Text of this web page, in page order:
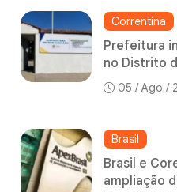
Correntina
Prefeitura
no Distrito
05 / Ago /
Brasil
Brasil e
ampliação